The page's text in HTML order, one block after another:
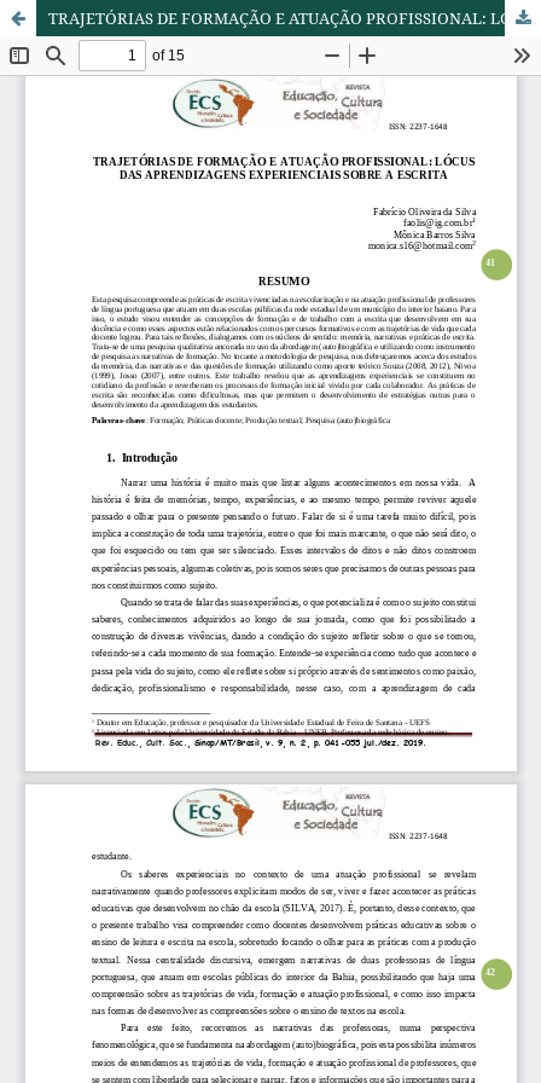
TRAJETÓRIAS DE FORMAÇÃO E ATUAÇÃO PROFISSIONAL: LÓCUS DAS APRENDIZAGENS EXPERIENCIAIS SOBRE A ESCRITA